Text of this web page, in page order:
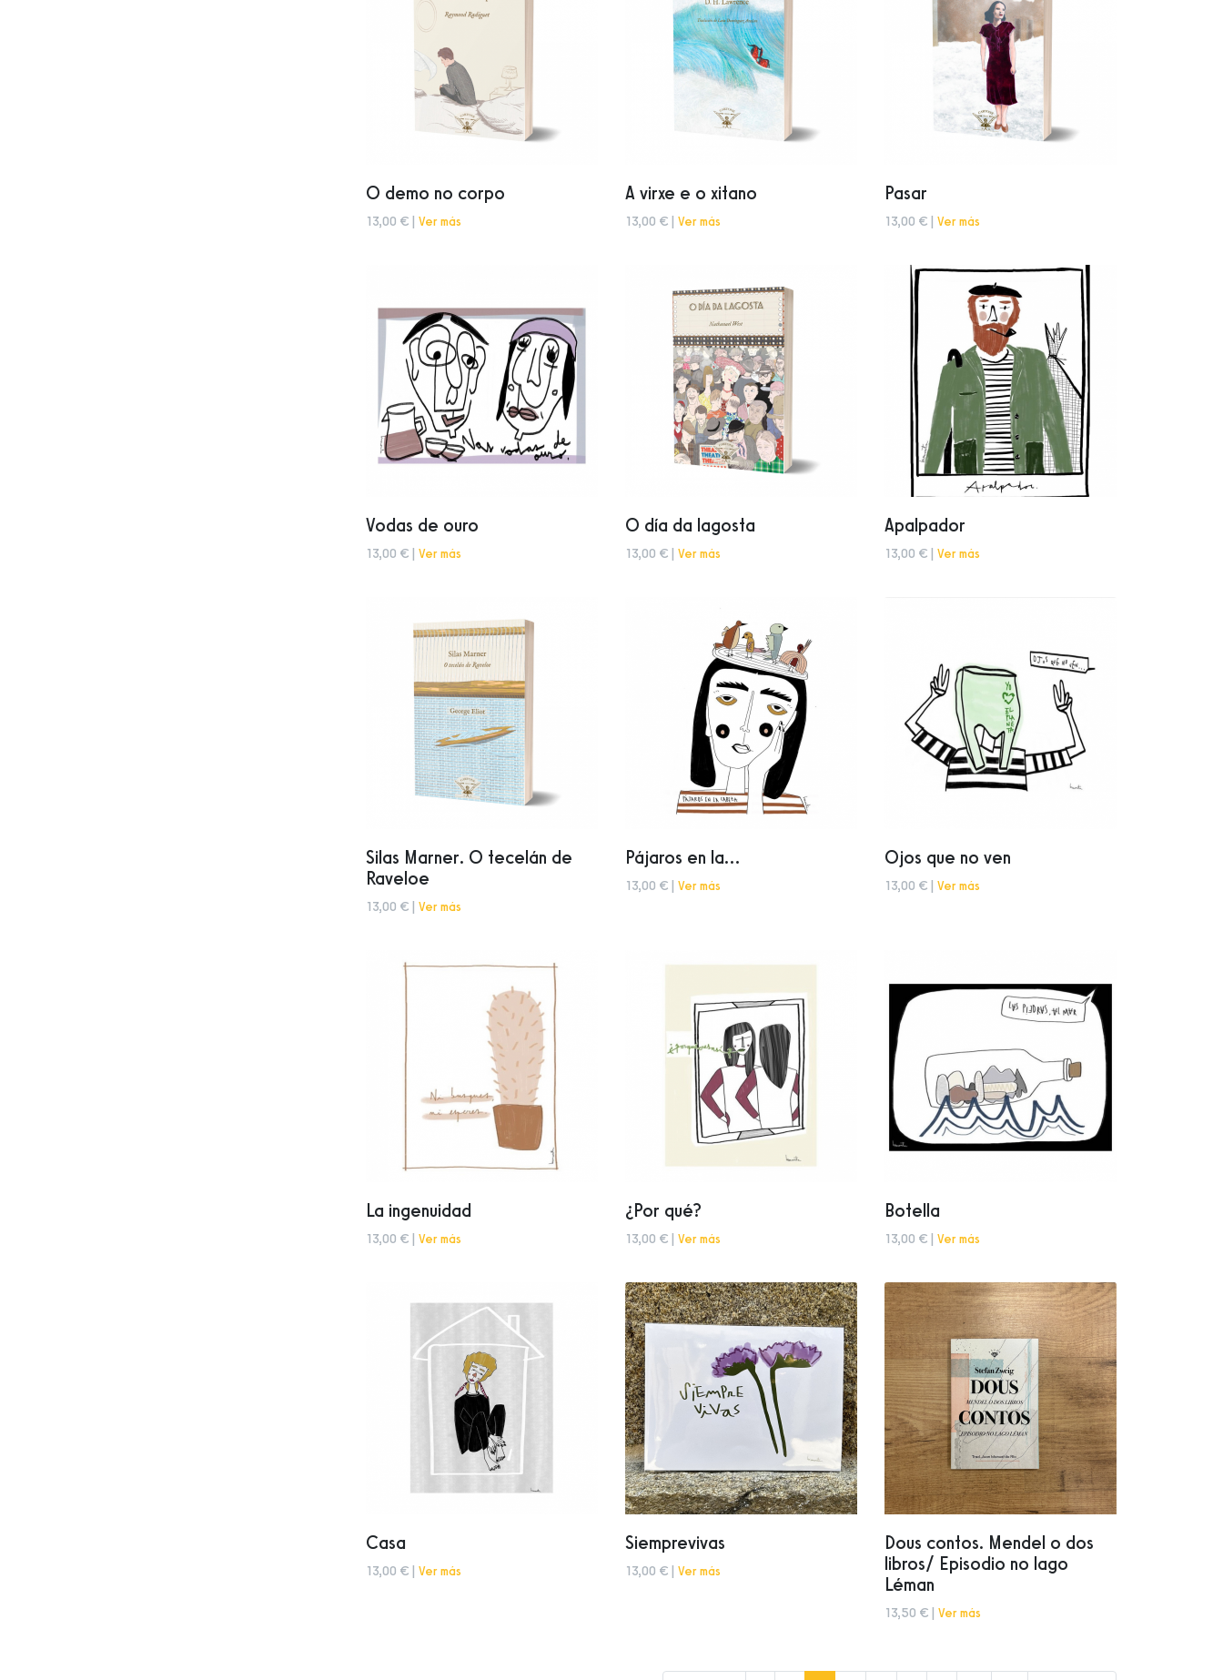
O demo no corpo
13,00 € | Ver más
A virxe e o xitano
13,00 € | Ver más
Pasar
13,00 € | Ver más
Vodas de ouro
13,00 € | Ver más
O día da lagosta
13,00 € | Ver más
Apalpador
13,00 € | Ver más
Silas Marner. O tecelán de
Raveloe
13,00 € | Ver más
Pájaros en la...
13,00 € | Ver más
Ojos que no ven
13,00 € | Ver más
La ingenuidad
13,00 € | Ver más
¿Por qué?
13,00 € | Ver más
Botella
13,00 € | Ver más
Casa
13,00 € | Ver más
Siemprevivas
13,00 € | Ver más
Dous contos. Mendel o dos
libros/ Episodio no lago
Léman
13,50 € | Ver más